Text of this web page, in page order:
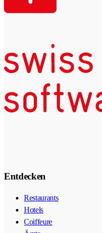
Entdecken
Restaurants
Hotels
Coiffeure